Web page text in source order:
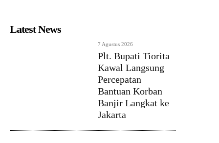
Latest News
7 Agustus 2026
Plt. Bupati Tiorita
Kawal Langsung
Percepatan
Bantuan Korban
Banjir Langkat ke
Jakarta